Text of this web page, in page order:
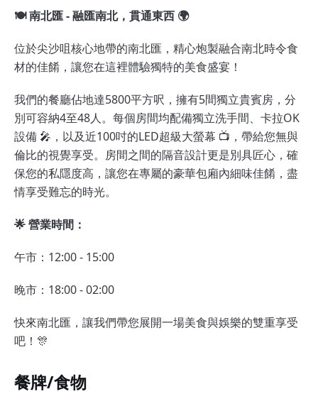
🍽️ 南北匯 - 融匯南北，貫通東西 🌍
位於尖沙咀核心地帶的南北匯，精心炮製融合南北時令食
材的佳餚，讓您在這裡體驗獨特的美食盛宴！
我們的餐廳佔地達5800平方呎，擁有5間獨立貴賓房，分
別可容納4至48人。每個房間均配備獨立洗手間、卡拉OK
設備 🎤，以及近100吋的LED超級大螢幕 📺，帶給您無與
倫比的視覺享受。房間之間的隔音設計更是別具匠心，確
保您的私隱度高，讓您在專屬的豪華包廂內細味佳餚，盡
情享受難忘的時光。
🌟 營業時間：
午市：12:00 - 15:00
晚市：18:00 - 02:00
快來南北匯，讓我們帶您展開一場美食與娛樂的雙重享受
吧！🎊
餐牌/食物